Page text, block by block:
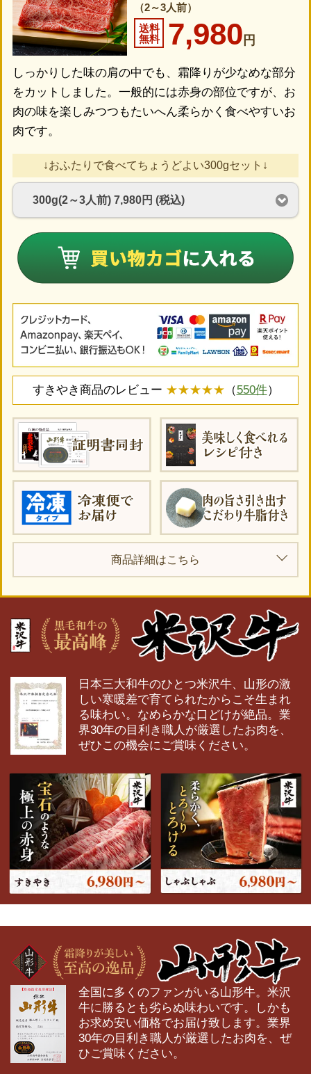
（2～3人前）
送料
無料
7,980 円
しっかりした味の肩の中でも、霜降りが少なめな部分
をカットしました。一般的には赤身の部位ですが、お
肉の味を楽しみつつもたいへん柔らかく食べやすいお
肉です。
↓おふたりで食べてちょうどよい300gセット↓
すきやき商品のレビュー ★★★★★ （550件）
商品詳細はこちら
日本三大和牛のひとつ米沢牛、山形の激
しい寒暖差で育てられたからこそ生まれ
る味わい。なめらかな口どけが絶品。業
界30年の目利き職人が厳選したお肉を、
ぜひこの機会にご賞味ください。
全国に多くのファンがいる山形牛。米沢
牛に勝るとも劣らぬ味わいです。しかも
お求め安い価格でお届け致します。業界
30年の目利き職人が厳選したお肉を、ぜ
ひご賞味ください。